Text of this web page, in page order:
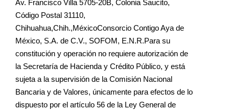
Av. Francisco Villa 5705-20B, Colonia Saucito,
Código Postal 31110,
Chihuahua,Chih.,MéxicoConsorcio Contigo Aya de
México, S.A. de C.V., SOFOM, E.N.R.Para su
constitución y operación no requiere autorización de
la Secretaría de Hacienda y Crédito Público, y está
sujeta a la supervisión de la Comisión Nacional
Bancaria y de Valores, únicamente para efectos de lo
dispuesto por el artículo 56 de la Ley General de